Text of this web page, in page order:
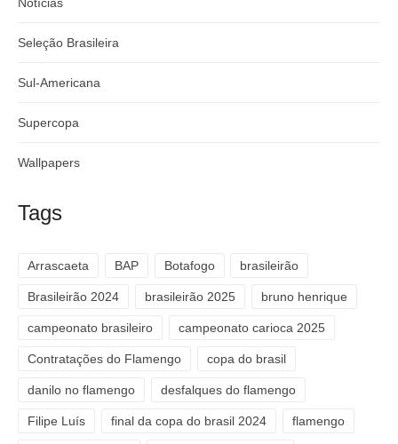
Seleção Brasileira
Sul-Americana
Supercopa
Wallpapers
Tags
Arrascaeta BAP Botafogo brasileirão
Brasileirão 2024 brasileirão 2025 bruno henrique
campeonato brasileiro campeonato carioca 2025
Contratações do Flamengo copa do brasil
danilo no flamengo desfalques do flamengo
Filipe Luís final da copa do brasil 2024 flamengo